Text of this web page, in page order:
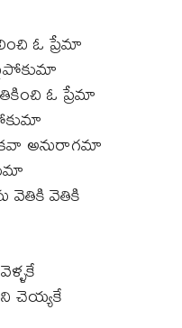
ఓ ప్రేమా
ఓ ప్రేమా
అనురాగమా
వెతికి వెతికి
చెయ్యకే